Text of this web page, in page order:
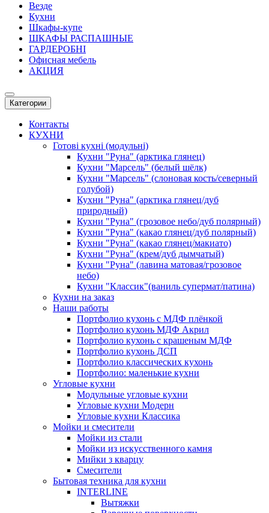
Везде
Кухни
Шкафы-купе
ШКАФЫ РАСПАШНЫЕ
ГАРДЕРОБНІ
Офисная мебель
АКЦИЯ
Категории
Контакты
КУХНИ
Готові кухні (модульні)
Кухни "Руна" (арктика глянец)
Кухни "Марсель" (белый шёлк)
Кухни "Марсель" (слоновая кость/северный
голубой)
Кухни "Руна" (арктика глянец/дуб
природный)
Кухни "Руна" (грозовое небо/дуб полярный)
Кухни "Руна" (какао глянец/дуб полярный)
Кухни "Руна" (какао глянец/макиато)
Кухни "Руна" (крем/дуб дымчатый)
Кухни "Руна" (лавина матовая/грозовое
небо)
Кухни "Классик"(ваниль супермат/патина)
Кухни на заказ
Наши работы
Портфолио кухонь с МДФ плёнкой
Портфолио кухонь МДФ Акрил
Портфолио кухонь с крашеным МДФ
Портфолио кухонь ДСП
Портфолио классических кухонь
Портфолио: маленькие кухни
Угловые кухни
Модульные угловые кухни
Угловые кухни Модерн
Угловые кухни Классика
Мойки и смесители
Мойки из стали
Мойки из искусственного камня
Мийки з кварцу
Смесители
Бытовая техника для кухни
INTERLINE
Вытяжки